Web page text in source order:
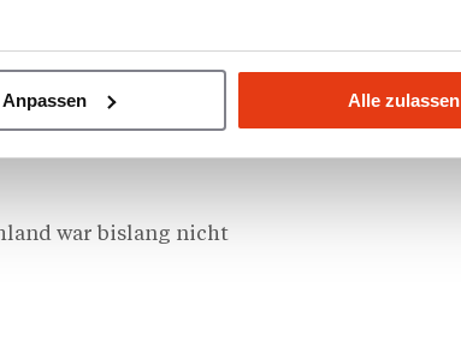
Anpassen Alle zulassen
keine fremde
für Stuttgart-
war bislang nicht